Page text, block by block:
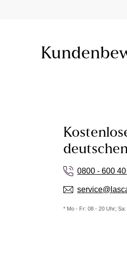
0800 - 600
* Mo - Fr: 08 - 20 Uhr;